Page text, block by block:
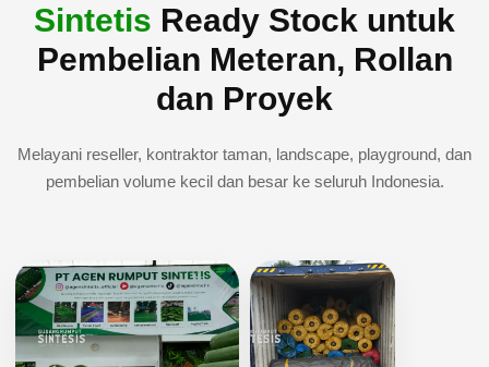
Sintetis Ready Stock untuk
Pembelian Meteran, Rollan
dan Proyek
Melayani reseller, kontraktor taman, landscape, playground, dan
pembelian volume kecil dan besar ke seluruh Indonesia.